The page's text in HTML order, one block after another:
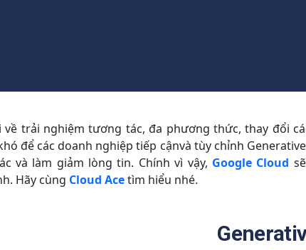
trải nghiệm tương tác, đa phương thức, thay đổi
để các doanh nghiệp tiếp cậnvà tùy chỉnh
và làm giảm lòng tin. Chính vì vậy, Google Cloud
Hãy cùng Cloud Acetìm hiểu nhé.